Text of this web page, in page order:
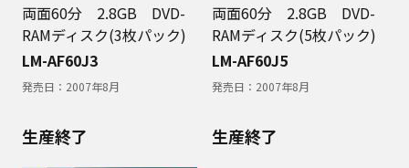
両面60分 2.8GB DVD-
RAMディスク(3枚パック)
LM-AF60J3
発売日： 2007年8月
両面60分 2.8GB DVD-
RAMディスク(5枚パック)
LM-AF60J5
発売日： 2007年8月
生産終了 生産終了